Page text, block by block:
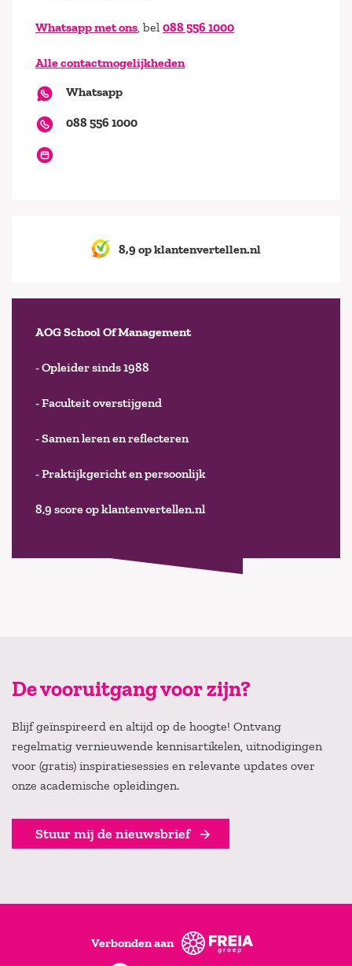
Whatsapp met ons , bel 088 556 1000
Alle contactmogelijkheden
Whatsapp
088 556 1000
8,9 op klantenvertellen.nl
AOG School Of Management
- Opleider sinds 1988
- Faculteit overstijgend
- Samen leren en reflecteren
- Praktijkgericht en persoonlijk
8,9 score op klantenvertellen.nl
De vooruitgang voor zijn?
Blijf geïnspireerd en altijd op de hoogte! Ontvang
regelmatig vernieuwende kennisartikelen, uitnodigingen
voor (gratis) inspiratiesessies en relevante updates over
onze academische opleidingen.
Stuur mij de nieuwsbrief
Verbonden aan